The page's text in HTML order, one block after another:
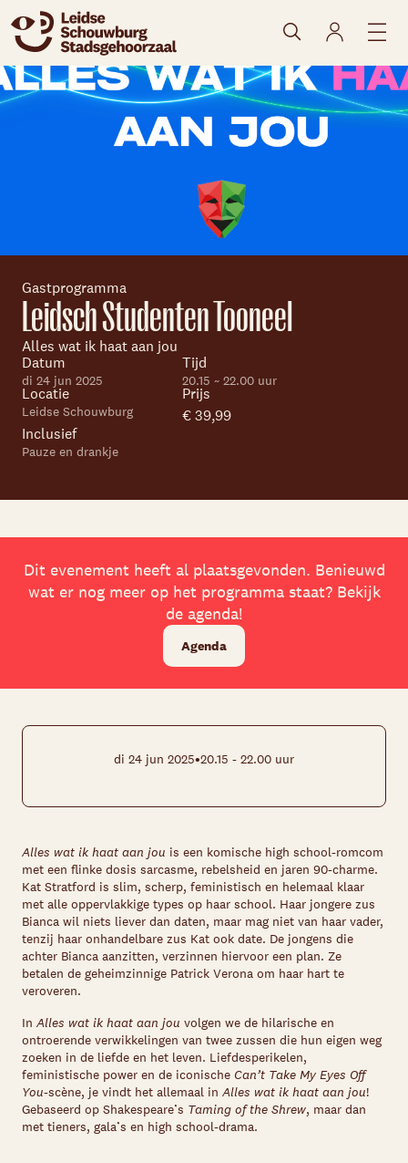
Skip navigatie
naar agenda
Gastprogramma
Leidsch Studenten Tooneel
Alles wat ik haat aan jou
Datum
di 24 jun 2025
Tijd
20.15 ~ 22.00 uur
Locatie
Leidse Schouwburg
Prijs
€ 39,99
Inclusief
Pauze en drankje
Dit evenement heeft al plaatsgevonden. Benieuwd
wat er nog meer op het programma staat? Bekijk
de agenda!
Agenda
di 24 jun 2025•20.15 - 22.00 uur
Alles wat ik haat aan jou is een komische high school-romcom
met een flinke dosis sarcasme, rebelsheid en jaren 90-charme.
Kat Stratford is slim, scherp, feministisch en helemaal klaar
met alle oppervlakkige types op haar school. Haar jongere zus
Bianca wil niets liever dan daten, maar mag niet van haar vader,
tenzij haar onhandelbare zus Kat ook date. De jongens die
achter Bianca aanzitten, verzinnen hiervoor een plan. Ze
betalen de geheimzinnige Patrick Verona om haar hart te
veroveren.
In Alles wat ik haat aan jou volgen we de hilarische en
ontroerende verwikkelingen van twee zussen die hun eigen weg
zoeken in de liefde en het leven. Liefdesperikelen,
feministische power en de iconische Can’t Take My Eyes Off
You-scène, je vindt het allemaal in Alles wat ik haat aan jou!
Gebaseerd op Shakespeare’s Taming of the Shrew, maar dan
met tieners, gala’s en high school-drama.